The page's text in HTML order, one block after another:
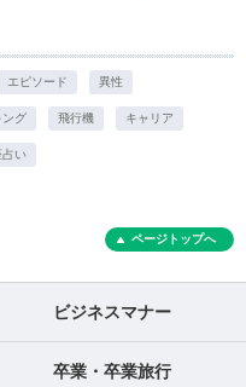
エピソード 異性
ング 飛行機 キャリア
占い
ページトップへ
ビジネスマナー
卒業・卒業旅行